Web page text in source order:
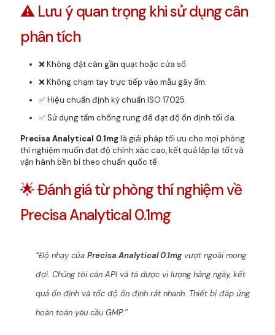
⚠️ Lưu ý quan trọng khi sử dụng cân
phân tích
❌ Không đặt cân gần quạt hoặc cửa sổ.
❌ Không chạm tay trực tiếp vào mẫu gây ẩm.
✅ Hiệu chuẩn định kỳ chuẩn ISO 17025.
✅ Sử dụng tấm chống rung để đạt độ ổn định tối đa.
Precisa Analytical 0.1mglà giải pháp tối ưu cho mọi phòng
thí nghiệm muốn đạt độ chính xác cao, kết quả lặp lại tốt và
vận hành bền bỉ theo chuẩn quốc tế.
🌟 Đánh giá từ phòng thí nghiệm về
Precisa Analytical 0.1mg
“Độ nhạy của Precisa Analytical 0.1mgvượt ngoài mong
đợi. Chúng tôi cân API và tá dược vi lượng hằng ngày, kết
quả ổn định và tốc độ ổn định rất nhanh. Thiết bị đáp ứng
hoàn toàn yêu cầu GMP.”